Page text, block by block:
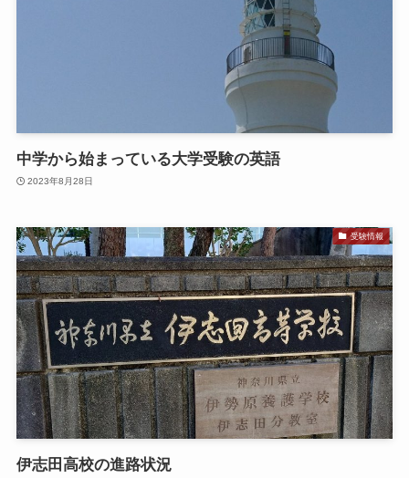
中学から始まっている大学受験の英語
2023年8月28日
受験情報
伊志田高校の進路状況